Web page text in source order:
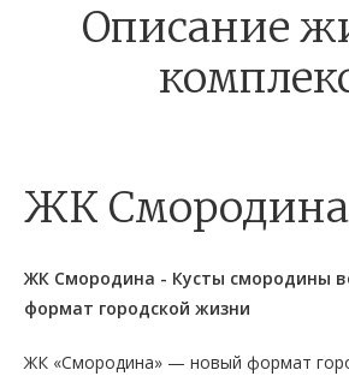
Описание
ЖК Смородина
ЖК Смородина - Кусты смородины
формат городской жизни
ЖК «Смородина» — новый формат